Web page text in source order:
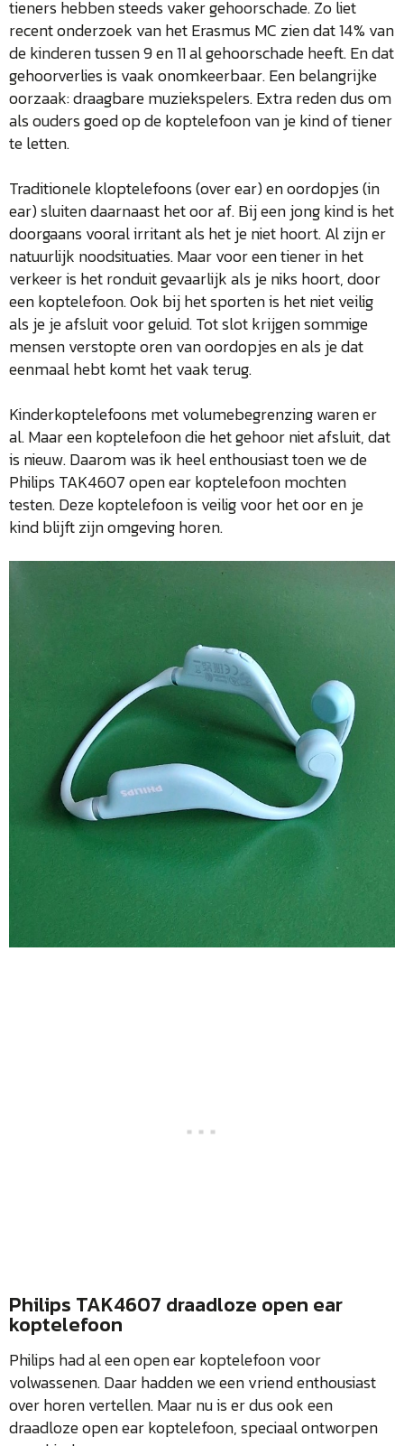
tieners hebben steeds vaker gehoorschade. Zo liet
recent onderzoek van het Erasmus MC zien dat 14% van
de kinderen tussen 9 en 11 al gehoorschade heeft. En dat
gehoorverlies is vaak onomkeerbaar. Een belangrijke
oorzaak: draagbare muziekspelers. Extra reden dus om
als ouders goed op de koptelefoon van je kind of tiener
te letten.
Traditionele kloptelefoons (over ear) en oordopjes (in
ear) sluiten daarnaast het oor af. Bij een jong kind is het
doorgaans vooral irritant als het je niet hoort. Al zijn er
natuurlijk noodsituaties. Maar voor een tiener in het
verkeer is het ronduit gevaarlijk als je niks hoort, door
een koptelefoon. Ook bij het sporten is het niet veilig
als je je afsluit voor geluid. Tot slot krijgen sommige
mensen verstopte oren van oordopjes en als je dat
eenmaal hebt komt het vaak terug.
Kinderkoptelefoons met volumebegrenzing waren er
al. Maar een koptelefoon die het gehoor niet afsluit, dat
is nieuw. Daarom was ik heel enthousiast toen we de
Philips TAK4607 open ear koptelefoon mochten
testen. Deze koptelefoon is veilig voor het oor en je
kind blijft zijn omgeving horen.
Philips TAK4607 draadloze open ear
koptelefoon
Philips had al een open ear koptelefoon voor
volwassenen. Daar hadden we een vriend enthousiast
over horen vertellen. Maar nu is er dus ook een
draadloze open ear koptelefoon, speciaal ontworpen